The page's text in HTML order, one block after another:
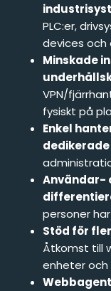
PLC:er,
devices och
Minskade
VPN/
fysiskt på
Enkel
Användar-
personer
Stöd för
Åtkomst till
enheter och